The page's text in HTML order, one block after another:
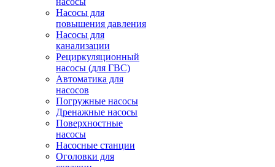
Насосы для
повышения давления
Насосы для
канализации
Рециркуляционный
насосы (для ГВС)
Автоматика для
насосов
Погружные насосы
Дренажные насосы
Поверхностные
насосы
Насосные станции
Оголовки для